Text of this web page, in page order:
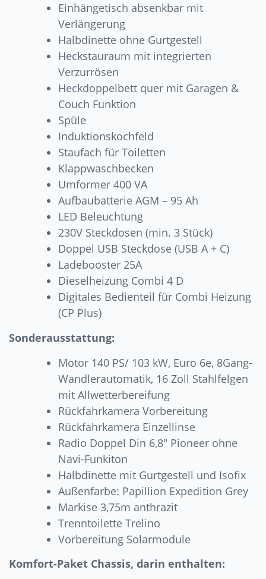
Einhängetisch absenkbar mit
Verlängerung
Halbdinette ohne Gurtgestell
Heckstauraum mit integrierten
Verzurrösen
Heckdoppelbett quer mit Garagen &
Couch Funktion
Spüle
Induktionskochfeld
Staufach für Toiletten
Klappwaschbecken
Umformer 400 VA
Aufbaubatterie AGM – 95 Ah
LED Beleuchtung
230V Steckdosen (min. 3 Stück)
Doppel USB Steckdose (USB A + C)
Ladebooster 25A
Dieselheizung Combi 4 D
Digitales Bedienteil für Combi Heizung
(CP Plus)
Sonderausstattung:
Motor 140 PS/ 103 kW, Euro 6e, 8Gang-
Wandlerautomatik, 16 Zoll Stahlfelgen
mit Allwetterbereifung
Rückfahrkamera Vorbereitung
Rückfahrkamera Einzellinse
Radio Doppel Din 6,8″ Pioneer ohne
Navi-Funkiton
Halbdinette mit Gurtgestell und Isofix
Außenfarbe: Papillion Expedition Grey
Markise 3,75m anthrazit
Trenntoilette Trelino
Vorbereitung Solarmodule
Komfort-Paket Chassis, darin enthalten: